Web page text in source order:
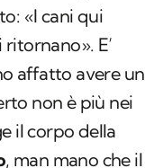
«I cani qui
E’
affatto avere un
non è più nei
il corpo della
, man mano che il